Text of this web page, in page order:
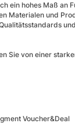
ein hohes Maß an
Materialen und
Sie von einer
Voucher&Deal